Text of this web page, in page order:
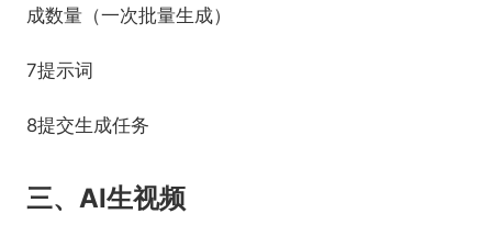
成数量（一次批量生成）
7提示词
8提交生成任务
三、AI生视频